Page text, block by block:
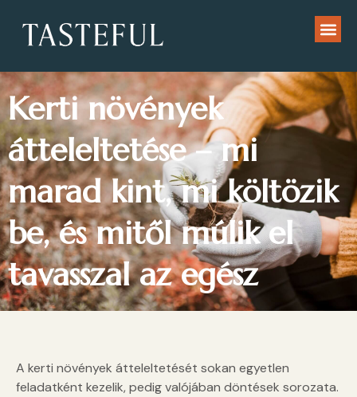
Kerti növények
átteleltetése – mi
marad kint, mi költözik
be, és mitől múlik el
tavasszal az egész
A kerti növények átteleltetését sokan egyetlen
feladatként kezelik, pedig valójában döntések sorozata.